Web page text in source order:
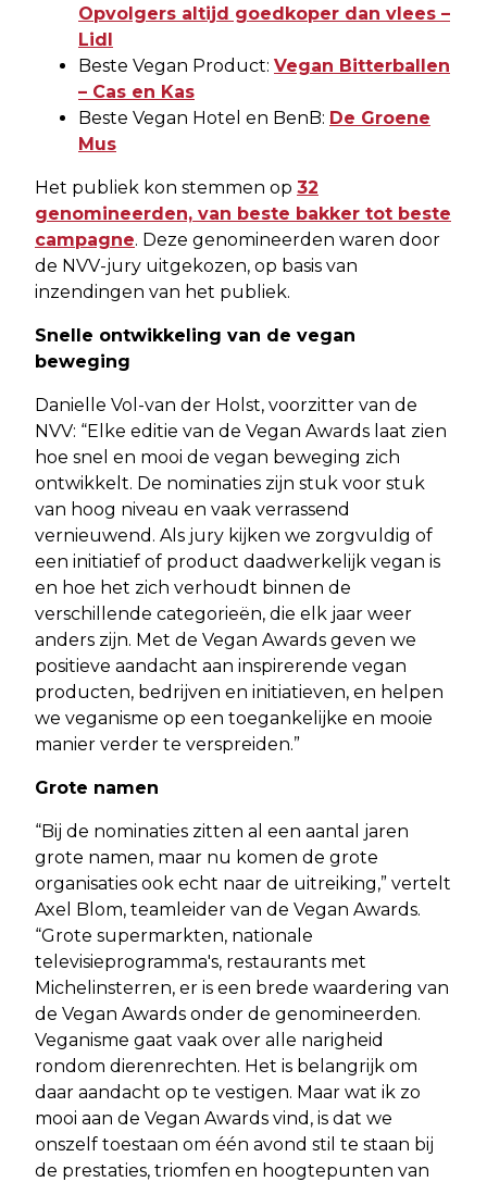
Opvolgers altijd goedkoper dan vlees –
Lidl
Beste Vegan Product: Vegan Bitterballen
– Cas en Kas
Beste Vegan Hotel en BenB: De Groene
Mus
Het publiek kon stemmen op 32
genomineerden, van beste bakker tot beste
campagne. Deze genomineerden waren door
de NVV-jury uitgekozen, op basis van
inzendingen van het publiek.
Snelle ontwikkeling van de vegan
beweging
Danielle Vol-van der Holst, voorzitter van de
NVV: “Elke editie van de Vegan Awards laat zien
hoe snel en mooi de vegan beweging zich
ontwikkelt. De nominaties zijn stuk voor stuk
van hoog niveau en vaak verrassend
vernieuwend. Als jury kijken we zorgvuldig of
een initiatief of product daadwerkelijk vegan is
en hoe het zich verhoudt binnen de
verschillende categorieën, die elk jaar weer
anders zijn. Met de Vegan Awards geven we
positieve aandacht aan inspirerende vegan
producten, bedrijven en initiatieven, en helpen
we veganisme op een toegankelijke en mooie
manier verder te verspreiden.”
Grote namen
“Bij de nominaties zitten al een aantal jaren
grote namen, maar nu komen de grote
organisaties ook echt naar de uitreiking,” vertelt
Axel Blom, teamleider van de Vegan Awards.
“Grote supermarkten, nationale
televisieprogramma's, restaurants met
Michelinsterren, er is een brede waardering van
de Vegan Awards onder de genomineerden.
Veganisme gaat vaak over alle narigheid
rondom dierenrechten. Het is belangrijk om
daar aandacht op te vestigen. Maar wat ik zo
mooi aan de Vegan Awards vind, is dat we
onszelf toestaan om één avond stil te staan bij
de prestaties, triomfen en hoogtepunten van